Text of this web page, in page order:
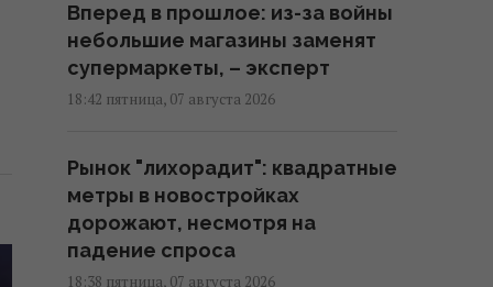
Вперед в прошлое: из-за войны
небольшие магазины заменят
супермаркеты, – эксперт
18:42 пятница, 07 августа 2026
Рынок "лихорадит": квадратные
метры в новостройках
дорожают, несмотря на
падение спроса
18:38 пятница, 07 августа 2026